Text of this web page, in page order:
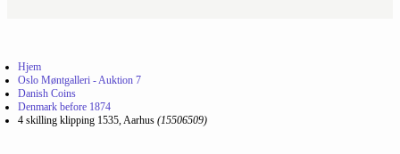
Hjem
Oslo Møntgalleri - Auktion 7
Danish Coins
Denmark before 1874
4 skilling klipping 1535, Aarhus (15506509)